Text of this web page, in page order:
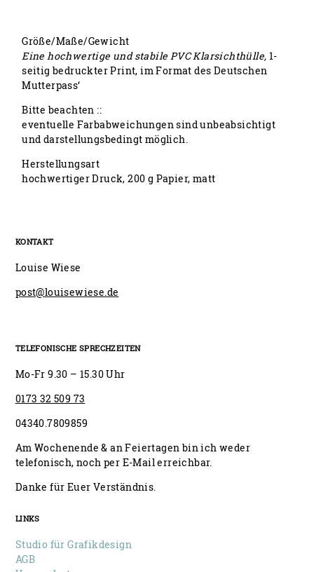
Größe/Maße/Gewicht
Eine hochwertige und stabile PVC Klarsichthülle, 1-
seitig bedruckter Print, im Format des Deutschen
Mutterpass‘
Bitte beachten ::
eventuelle Farbabweichungen sind unbeabsichtigt
und darstellungsbedingt möglich.
Herstellungsart
hochwertiger Druck, 200 g Papier, matt
KONTAKT
Louise Wiese
post@louisewiese.de
TELEFONISCHE SPRECHZEITEN
Mo-Fr 9.30 – 15.30 Uhr
0173 32 509 73
04340.7809859
Am Wochenende & an Feiertagen bin ich weder
telefonisch, noch per E-Mail erreichbar.
Danke für Euer Verständnis.
LINKS
Studio für Grafikdesign
AGB